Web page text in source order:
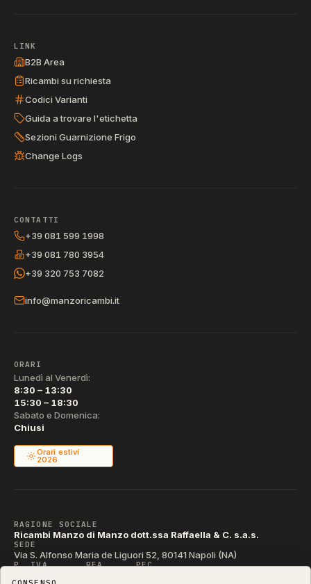
LINK
B2B Area
Ricambi su richiesta
Codici Varianti
Guida a trovare l'etichetta
Sezioni Guarnizione Frigo
Change Logs
CONTATTI
+39 081 599 1998
+39 081 780 3954
+39 320 753 7082
info@manzoricambi.it
ORARI
Lunedì al Venerdì:
8:30 – 13:30
15:30 – 18:30
Sabato e Domenica:
Chiusi
Orari estivi
2026
RAGIONE SOCIALE
Ricambi Manzo di Manzo dott.ssa Raffaella & C. s.a.s.
SEDE
Via S. Alfonso Maria de Liguori 52, 80141 Napoli (NA)
P. IVA REA PEC